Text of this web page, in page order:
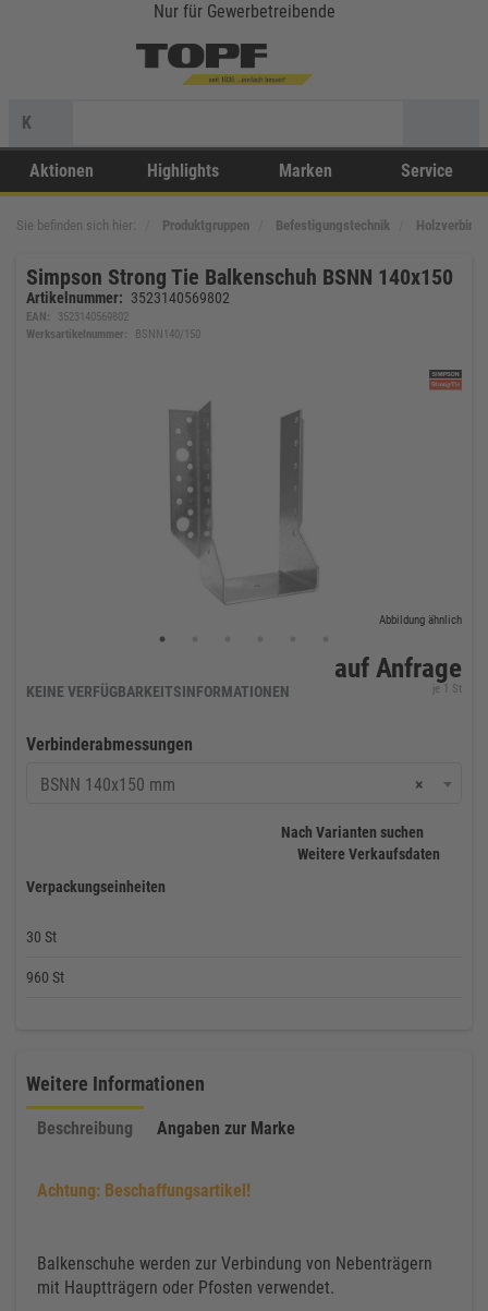
Nur für Gewerbetreibende
K
Aktionen Highlights Marken Service
Sie befinden sich hier: Produktgruppen Befestigungstechnik
Simpson Strong Tie Balkenschuh BSNN 140x150
Artikelnummer: 3523140569802
EAN:
3523140569802
Werksartikelnummer:
BSNN140/150
Abbildung ähnlich
auf Anfrage
KEINE VERFÜGBARKEITSINFORMATIONEN je 1 St
Verbinderabmessungen
×
BSNN 140x150 mm
Nach Varianten suchen
Weitere Verkaufsdaten
Verpackungseinheiten
30 St
960 St
Weitere Informationen
Beschreibung Angaben zur Marke
Achtung: Beschaffungsartikel!
Balkenschuhe werden zur Verbindung von Nebenträgern
mit Hauptträgern oder Pfosten verwendet.